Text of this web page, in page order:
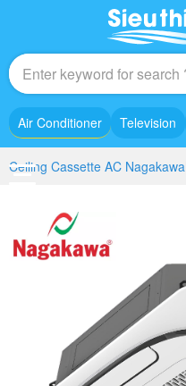
Air Conditioner Television
Ceiling Cassette AC Nagakawa